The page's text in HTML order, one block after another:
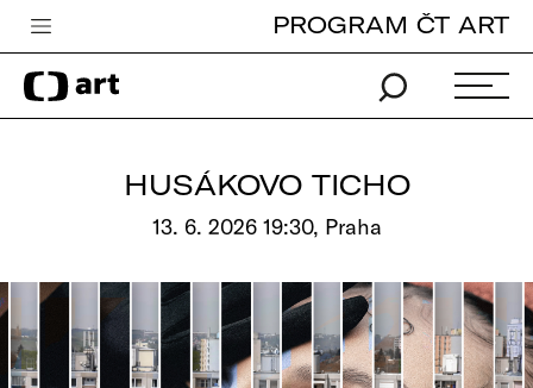
Česká televize
Zpravodajství
Pro děti
edu
PROGRAM ČT ART
HUSÁKOVO TICHO
13. 6. 2026 19:30, Praha